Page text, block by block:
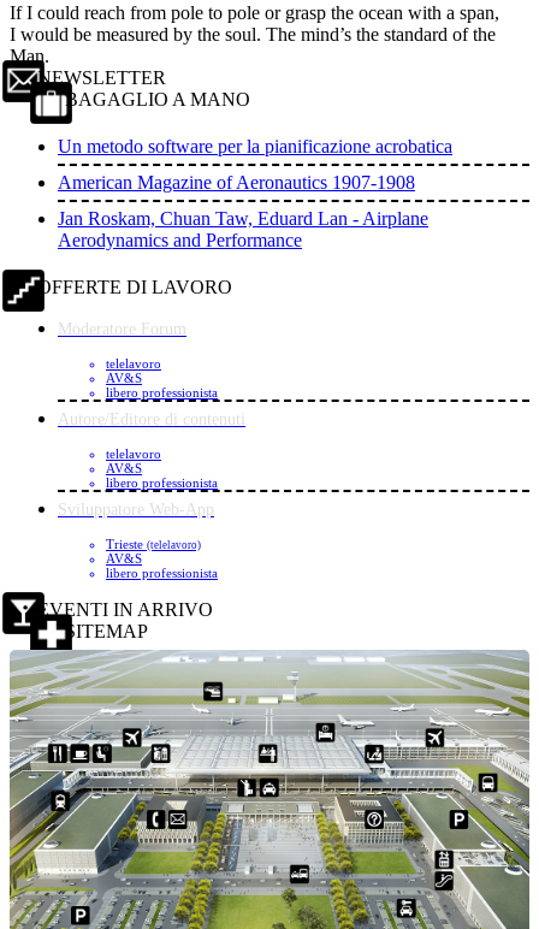
If I could reach from pole to pole or grasp the ocean with a span,
I would be measured by the soul. The mind’s the standard of the
Man.
NEWSLETTER
BAGAGLIO A MANO
Un metodo software per la pianificazione acrobatica
American Magazine of Aeronautics 1907-1908
Jan Roskam, Chuan Taw, Eduard Lan - Airplane
Aerodynamics and Performance
OFFERTE DI LAVORO
Moderatore Forum
telelavoro
AV&S
libero professionista
Autore/Editore di contenuti
telelavoro
AV&S
libero professionista
Sviluppatore Web-App
Trieste (telelavoro)
AV&S
libero professionista
EVENTI IN ARRIVO
SITEMAP